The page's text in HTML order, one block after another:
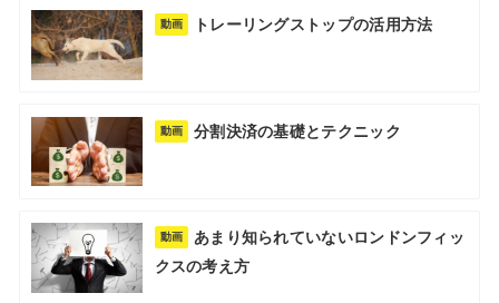
動画 トレーリングストップの活用方法
動画 分割決済の基礎とテクニック
動画
あまり知られていないロンドンフィッ
クスの考え方